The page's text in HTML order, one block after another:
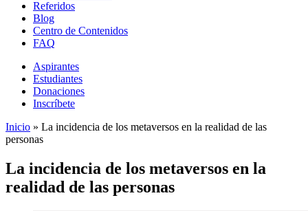
Referidos
Blog
Centro de Contenidos
FAQ
Aspirantes
Estudiantes
Donaciones
Inscríbete
Inicio » La incidencia de los metaversos en la realidad de las
personas
La incidencia de los metaversos en la
realidad de las personas